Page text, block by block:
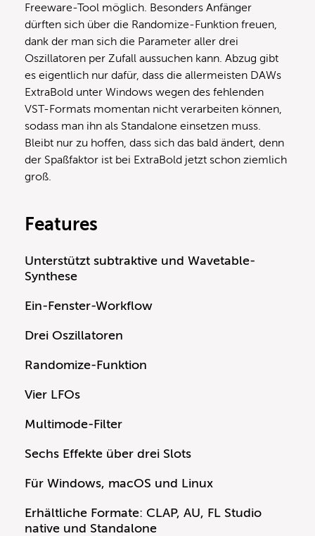
Freeware-Tool möglich. Besonders Anfänger
dürften sich über die Randomize-Funktion freuen,
dank der man sich die Parameter aller drei
Oszillatoren per Zufall aussuchen kann. Abzug gibt
es eigentlich nur dafür, dass die allermeisten DAWs
ExtraBold unter Windows wegen des fehlenden
VST-Formats momentan nicht verarbeiten können,
sodass man ihn als Standalone einsetzen muss.
Bleibt nur zu hoffen, dass sich das bald ändert, denn
der Spaßfaktor ist bei ExtraBold jetzt schon ziemlich
groß.
Features
Unterstützt subtraktive und Wavetable-
Synthese
Ein-Fenster-Workflow
Drei Oszillatoren
Randomize-Funktion
Vier LFOs
Multimode-Filter
Sechs Effekte über drei Slots
Für Windows, macOS und Linux
Erhältliche Formate: CLAP, AU, FL Studio
native und Standalone